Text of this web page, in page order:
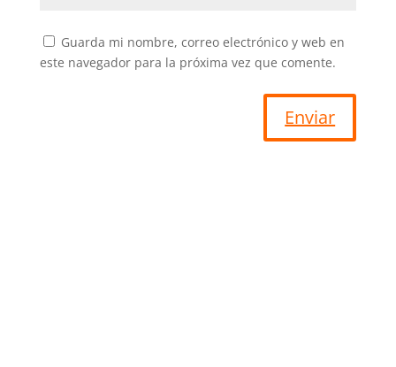
Guarda mi nombre, correo electrónico y web en
este navegador para la próxima vez que comente.
Enviar